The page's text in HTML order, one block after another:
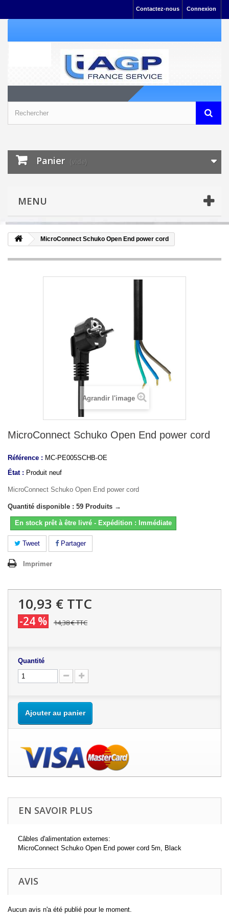
Connexion
Contactez-nous
Panier (vide)
MENU
MicroConnect Schuko Open End power cord
Agrandir l'image
MicroConnect Schuko Open End power cord
Référence : MC-PE005SCHB-OE
État : Produit neuf
MicroConnect Schuko Open End power cord
Quantité disponible : 59 Produits →
En stock prêt à être livré - Expédition : Immédiate
Tweet Partager
Imprimer
10,93 € TTC
-24 % 14,38 €TTC
Quantité
Ajouter au panier
EN SAVOIR PLUS
Câbles d'alimentation externes:
MicroConnect Schuko Open End power cord 5m, Black
AVIS
Aucun avis n'a été publié pour le moment.